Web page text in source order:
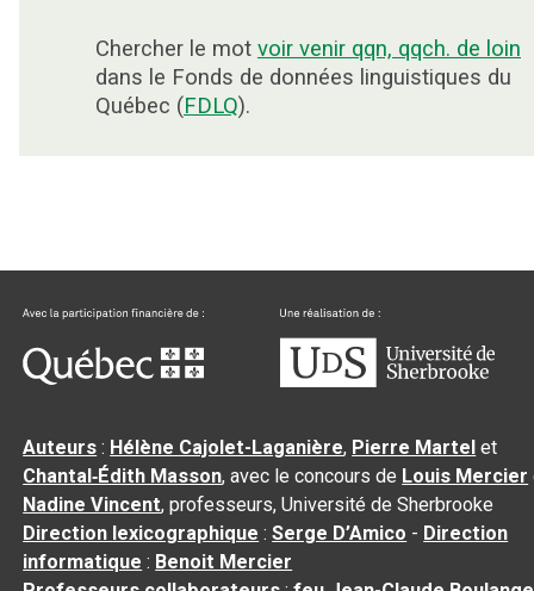
Chercher le mot voir venir qqn, qqch. de loin
dans le Fonds de données linguistiques du
Québec (FDLQ).
Auteurs : Hélène Cajolet-Laganière, Pierre Martel et
Chantal‑Édith Masson, avec le concours de Louis Mercier
Nadine Vincent, professeurs, Université de Sherbrooke
Direction lexicographique :Serge D’Amico - Direction
informatique : Benoit Mercier